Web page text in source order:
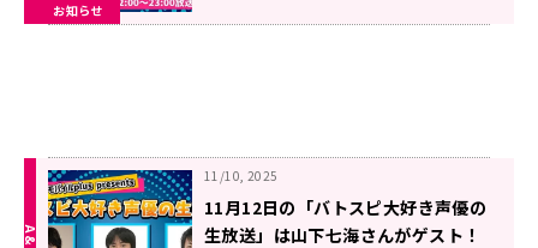
お知らせ
11/10, 2025
11月12日の「バトスピ大好き声優の
生放送」は山下七海さんがゲスト！